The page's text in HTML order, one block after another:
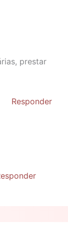
prestar
Responder